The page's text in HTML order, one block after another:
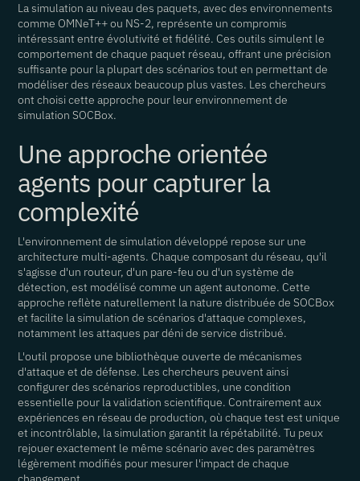
La simulation au niveau des paquets, avec des environnements
comme OMNeT++ ou NS-2, représente un compromis
intéressant entre évolutivité et fidélité. Ces outils simulent le
comportement de chaque paquet réseau, offrant une précision
suffisante pour la plupart des scénarios tout en permettant de
modéliser des réseaux beaucoup plus vastes. Les chercheurs
ont choisi cette approche pour leur environnement de
simulation SOCBox.
Une approche orientée
agents pour capturer la
complexité
L'environnement de simulation développé repose sur une
architecture multi-agents. Chaque composant du réseau, qu'il
s'agisse d'un routeur, d'un pare-feu ou d'un système de
détection, est modélisé comme un agent autonome. Cette
approche reflète naturellement la nature distribuée de SOCBox
et facilite la simulation de scénarios d'attaque complexes,
notamment les attaques par déni de service distribué.
L'outil propose une bibliothèque ouverte de mécanismes
d'attaque et de défense. Les chercheurs peuvent ainsi
configurer des scénarios reproductibles, une condition
essentielle pour la validation scientifique. Contrairement aux
expériences en réseau de production, où chaque test est unique
et incontrôlable, la simulation garantit la répétabilité. Tu peux
rejouer exactement le même scénario avec des paramètres
légèrement modifiés pour mesurer l'impact de chaque